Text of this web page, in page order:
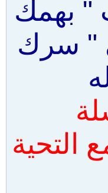
" بهمك
" سرك
التحية